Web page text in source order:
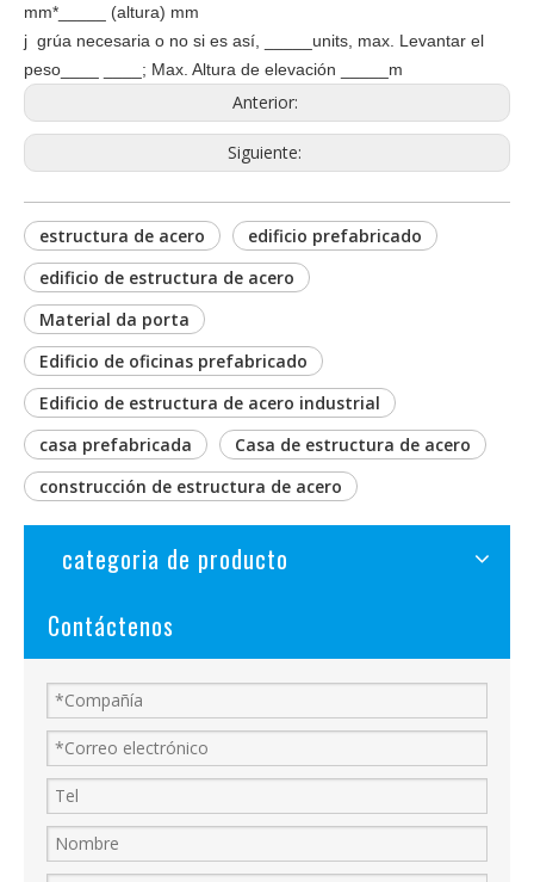
mm*_____ (altura) mm
j grúa necesaria o no si es así, _____units, max. Levantar el
peso____ ____; Max. Altura de elevación _____m
Anterior:
Siguiente:
estructura de acero
edificio prefabricado
edificio de estructura de acero
Material da porta
Edificio de oficinas prefabricado
Edificio de estructura de acero industrial
casa prefabricada
Casa de estructura de acero
construcción de estructura de acero
categoria de producto
Contáctenos